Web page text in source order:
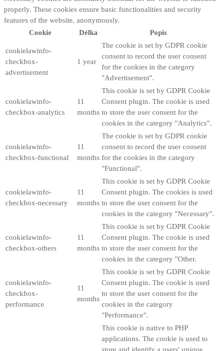
properly. These cookies ensure basic functionalities and security
features of the website, anonymously.
Cookie
Délka Popis
cookielawinfo-
checkbox-
advertisement
1 year
The cookie is set by GDPR cookie
consent to record the user consent
for the cookies in the category
"Advertisement".
cookielawinfo-
checkbox-analytics
11
months
This cookie is set by GDPR Cookie
Consent plugin. The cookie is used
to store the user consent for the
cookies in the category "Analytics".
cookielawinfo-
checkbox-functional
11
months
The cookie is set by GDPR cookie
consent to record the user consent
for the cookies in the category
"Functional".
cookielawinfo-
checkbox-necessary
11
months
This cookie is set by GDPR Cookie
Consent plugin. The cookies is used
to store the user consent for the
cookies in the category "Necessary".
cookielawinfo-
checkbox-others
11
months
This cookie is set by GDPR Cookie
Consent plugin. The cookie is used
to store the user consent for the
cookies in the category "Other.
cookielawinfo-
checkbox-
performance
11
months
This cookie is set by GDPR Cookie
Consent plugin. The cookie is used
to store the user consent for the
cookies in the category
"Performance".
This cookie is native to PHP
applications. The cookie is used to